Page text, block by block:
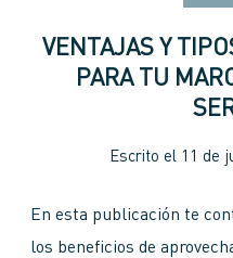
VENTAJAS Y
PARA TU
Escrito el 11 de
En esta publicación te
los beneficios de